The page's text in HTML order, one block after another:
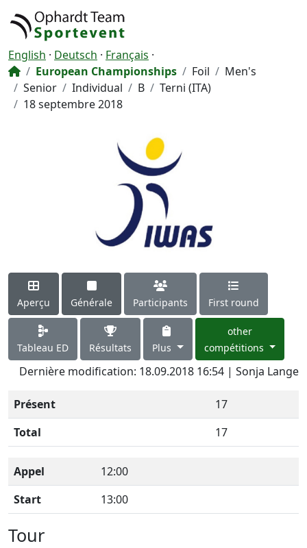
English · Deutsch · Français ·
European Championships
Foil
Men's
Senior
Individual B
Terni (ITA)
18 septembre 2018
Aperçu Générale Participants First round
Tableau ED Résultats Plus
other
compétitions
Dernière modification: 18.09.2018 16:54 | Sonja Lange
Présent
17
Total
17
Appel
12:00
Start
13:00
Tour